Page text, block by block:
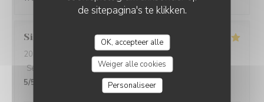
de sitepagina's te klikken.
OK, accepteer alle
Weiger alle cookies
Personaliseer
Simon
2026-05-25
- 21:45 - Gasten 1
Service
Atmosfeer: 5/5 Keuken: 5/5
5/5